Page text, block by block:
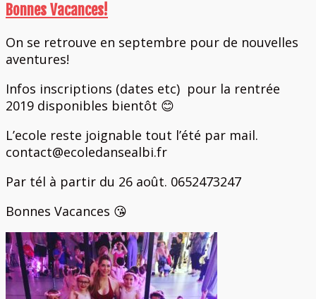
Bonnes Vacances!
On se retrouve en septembre pour de nouvelles
aventures!
Infos inscriptions (dates etc) pour la rentrée
2019 disponibles bientôt 😊
L’ecole reste joignable tout l’été par mail.
contact@ecoledansealbi.fr
Par tél à partir du 26 août. 0652473247
Bonnes Vacances 😘